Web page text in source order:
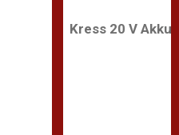
Kress 20 V Akku